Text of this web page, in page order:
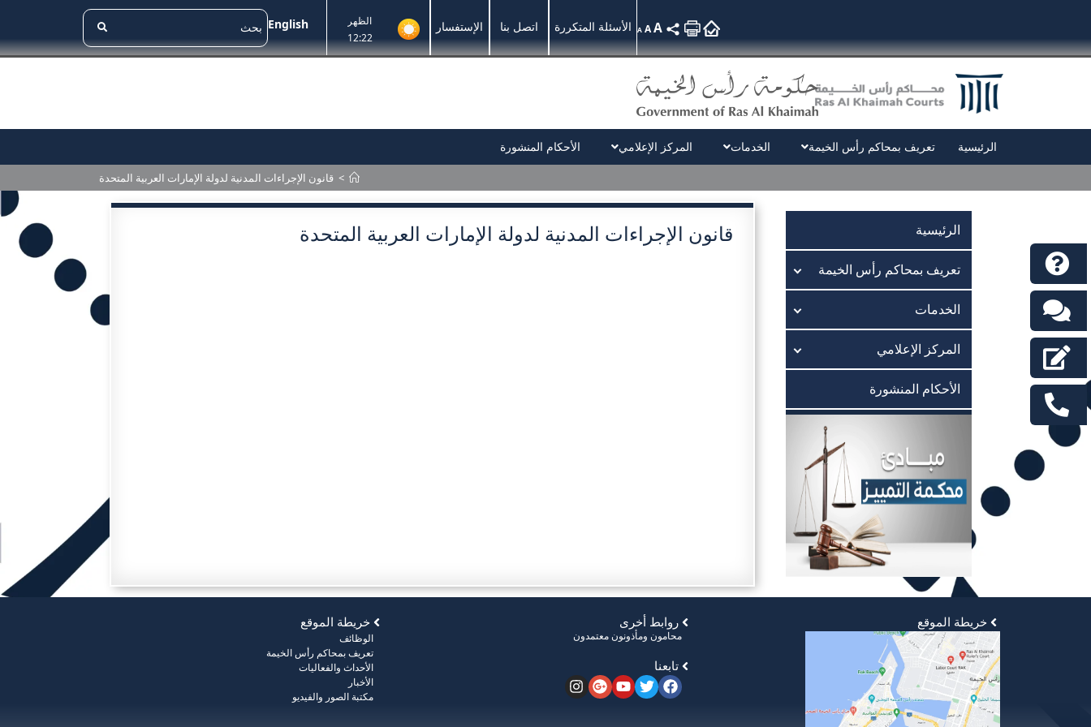
English
الظهر
12:22
الإستفسار اتصل بنا الأسئلة المتكررة A AA
الرئيسية تعريف بمحاكم رأس الخيمة الخدمات المركز الإعلامي الأحكام المنشورة
> قانون الإجراءات المدنية لدولة الإمارات العربية المتحدة
الرئيسية
تعريف بمحاكم رأس الخيمة
الخدمات
المركز الإعلامي
الأحكام المنشورة
قانون الإجراءات المدنية لدولة الإمارات العربية المتحدة
خريطة الموقع
الوظائف
تعريف بمحاكم رأس الخيمة
الأحداث والفعاليات
الأخبار
مكتبة الصور والفيديو
روابط أخرى
محامون ومأذونون معتمدون
تابعنا
خريطة الموقع